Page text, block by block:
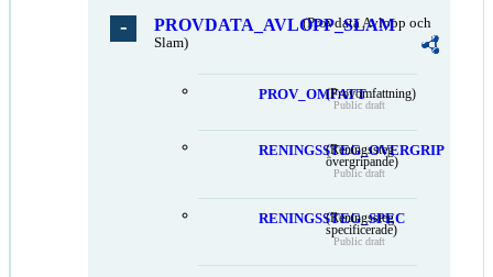
PROVDATA_AVLOPP_SLAM
(Provdata Avlopp och
Slam)
PROV_OMFATT(Provomfattning)
Public draft
RENINGSSTEG_OVERGRIP
(Reningssteg
övergripande)
Public draft
RENINGSSTEG_SPEC
(Reningssteg
specificerade)
Public draft